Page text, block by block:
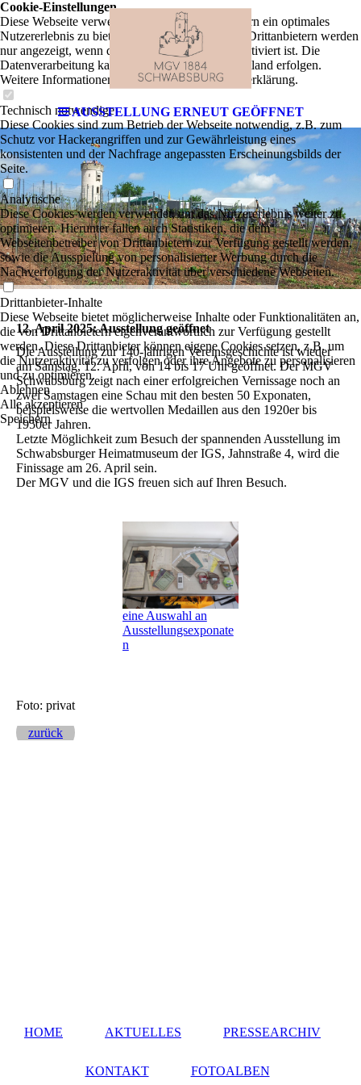
AUSSTELLUNG ERNEUT GEÖFFNET
12. April 2025: Ausstellung geöffnet
Die Ausstellung zur 140-jährigen Vereinsgeschichte ist wieder
am Samstag, 12. April, von 14 bis 17 Uhr geöffnet. Der MGV
Schwabsburg zeigt nach einer erfolgreichen Vernissage noch an
zwei Samstagen eine Schau mit den besten 50 Exponaten,
beispielsweise die wertvollen Medaillen aus den 1920er bis
1950er Jahren.
Letzte Möglichkeit zum Besuch der spannenden Ausstellung im
Schwabsburger Heimatmuseum der IGS, Jahnstraße 4, wird die
Finissage am 26. April sein.
Der MGV und die IGS freuen sich auf Ihren Besuch.
eine Auswahl an
Ausstellungsexponate
n
Foto: privat
zurück
HOME AKTUELLES PRESSEARCHIV
KONTAKT FOTOALBEN
Cookie-Einstellungen
Diese Webseite verwendet Cookies, um Besuchern ein optimales
Nutzererlebnis zu bieten. Bestimmte Inhalte von Drittanbietern werden
nur angezeigt, wenn die entsprechende Option aktiviert ist. Die
Datenverarbeitung kann dann auch in einem Drittland erfolgen.
Weitere Informationen hierzu in der Datenschutzerklärung.
Technisch notwendige
Diese Cookies sind zum Betrieb der Webseite notwendig, z.B. zum
Schutz vor Hackerangriffen und zur Gewährleistung eines
konsistenten und der Nachfrage angepassten Erscheinungsbilds der
Seite.
Analytische
Diese Cookies werden verwendet, um das Nutzererlebnis weiter zu
optimieren. Hierunter fallen auch Statistiken, die dem
Webseitenbetreiber von Drittanbietern zur Verfügung gestellt werden,
sowie die Ausspielung von personalisierter Werbung durch die
Nachverfolgung der Nutzeraktivität über verschiedene Webseiten.
Drittanbieter-Inhalte
Diese Webseite bietet möglicherweise Inhalte oder Funktionalitäten an,
die von Drittanbietern eigenverantwortlich zur Verfügung gestellt
werden. Diese Drittanbieter können eigene Cookies setzen, z.B. um
die Nutzeraktivität zu verfolgen oder ihre Angebote zu personalisieren
und zu optimieren.
Ablehnen
Alle akzeptieren
Speichern